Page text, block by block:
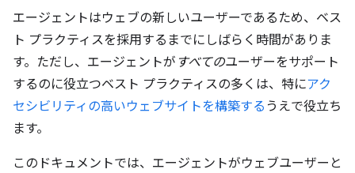
エージェントはウェブの新しいユーザーであるため、ベス
ト プラクティスを採用するまでにしばらく時間がありま
す。ただし、エージェントが すべてのユーザーをサポート
するのに役立つベスト プラクティスの多くは、特にアク
セシビリティの高いウェブサイトを構築する うえで役立ち
ます。
このドキュメントでは、エージェントがウェブユーザーと